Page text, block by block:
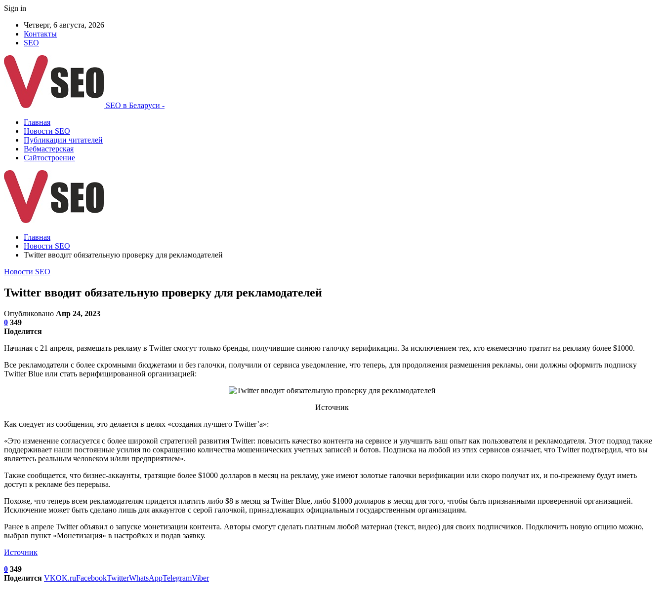
Sign in
Четверг, 6 августа, 2026
Контакты
SEO
SEO в Беларуси -
Главная
Новости SEO
Публикации читателей
Вебмастерская
Сайтостроение
Главная
Новости SEO
Twitter вводит обязательную проверку для рекламодателей
Новости SEO
Twitter вводит обязательную проверку для рекламодателей
Опубликовано Апр 24, 2023
0 349
Поделится
Начиная с 21 апреля, размещать рекламу в Twitter смогут только бренды, получившие синюю галочку верификации. За исключением тех, кто ежемесячно тратит на рекламу более $1000.
Все рекламодатели с более скромными бюджетами и без галочки, получили от сервиса уведомление, что теперь, для продолжения размещения рекламы, они должны оформить подписку
Twitter Blue или стать верифицированной организацией:
Источник
Как следует из сообщения, это делается в целях «создания лучшего Twitter’а»:
«Это изменение согласуется с более широкой стратегией развития Twitter: повысить качество контента на сервисе и улучшить ваш опыт как пользователя и рекламодателя. Этот подход также
поддерживает наши постоянные усилия по сокращению количества мошеннических учетных записей и ботов. Подписка на любой из этих сервисов означает, что Twitter подтвердил, что вы
являетесь реальным человеком и/или предприятием».
Также сообщается, что бизнес-аккаунты, тратящие более $1000 долларов в месяц на рекламу, уже имеют золотые галочки верификации или скоро получат их, и по-прежнему будут иметь
доступ к рекламе без перерыва.
Похоже, что теперь всем рекламодателям придется платить либо $8 в месяц за Twitter Blue, либо $1000 долларов в месяц для того, чтобы быть признанными проверенной организацией.
Исключение может быть сделано лишь для аккаунтов с серой галочкой, принадлежащих официальным государственным организациям.
Ранее в апреле Twitter объявил о запуске монетизации контента. Авторы смогут сделать платным любой материал (текст, видео) для своих подписчиков. Подключить новую опцию можно,
выбрав пункт «Монетизация» в настройках и подав заявку.
Источник
0 349
Поделится VKOK.ruFacebookTwitterWhatsAppTelegramViber